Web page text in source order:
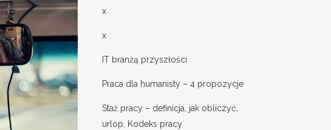
x
x
IT branżą przyszłości
Praca dla humanisty – 4 propozycje
Staż pracy – definicja, jak obliczyć,
urlop, Kodeks pracy